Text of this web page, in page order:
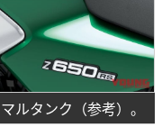
ルタンク（参考）。